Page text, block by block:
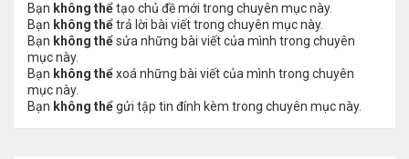
Bạn không thểtạo chủ đề mới trong chuyên mục này.
Bạn không thểtrả lời bài viết trong chuyên mục này.
Bạn không thểsửa những bài viết của mình trong chuyên
mục này.
Bạn không thểxoá những bài viết của mình trong chuyên
mục này.
Bạn không thểgửi tập tin đính kèm trong chuyên mục này.